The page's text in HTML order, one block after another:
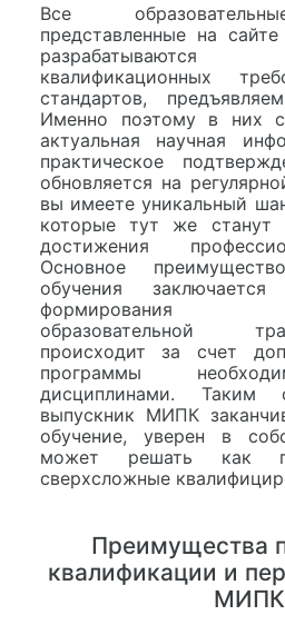
Все
представленные на
квалификационных
стандартов,
Именно поэтому в них
актуальная научная
практическое
обновляется на
вы имеете уникальный
которые тут же станут
достижения
Основное
обучения
формирования
образовательной
происходит за счет
программы
дисциплинами. Таким
выпускник МИПК
обучение, уверен в
может решать как
сверхсложные
Преимущества
квалификации и
МИПК